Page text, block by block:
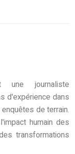
journaliste
d'expérience dans
de terrain.
humain des
transformations